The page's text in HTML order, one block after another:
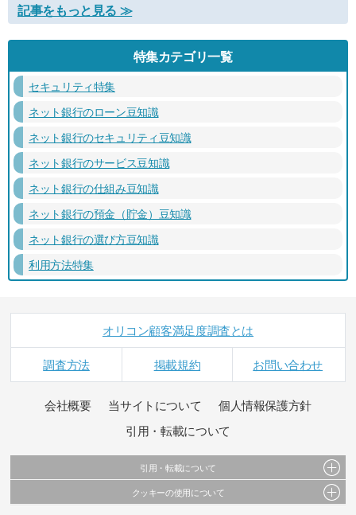
記事をもっと見る ≫
特集カテゴリ一覧
セキュリティ特集
ネット銀行のローン豆知識
ネット銀行のセキュリティ豆知識
ネット銀行のサービス豆知識
ネット銀行の仕組み豆知識
ネット銀行の預金（貯金）豆知識
ネット銀行の選び方豆知識
利用方法特集
オリコン顧客満足度調査とは
調査方法 掲載規約 お問い合わせ
会社概要 当サイトについて
個人情報保護方針
引用・転載について
引用・転載について
当サイトで公開されている情報（文字、写真、イラスト、画像データ等）及びこれらの配
置・編集および構造などについての著作権は株式会社oricon MEに帰属しております。
クッキーの使用について